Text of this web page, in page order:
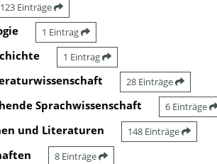
123 Einträge
1 Eintrag
1 Eintrag
28 Einträge
Sprachwissenschaft 6 Einträge
und Literaturen 148 Einträge
8 Einträge